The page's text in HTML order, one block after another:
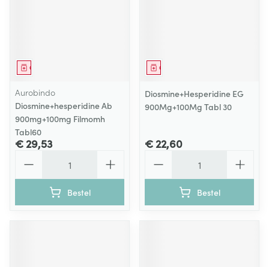
Geneesmiddel
Aurobindo
Diosmine+hesperidine Ab
900mg+100mg Filmomh
Tabl60
€ 29,53
Bestel
Geneesmiddel
Diosmine+Hesperidine EG
900Mg+100Mg Tabl 30
€ 22,60
Bestel